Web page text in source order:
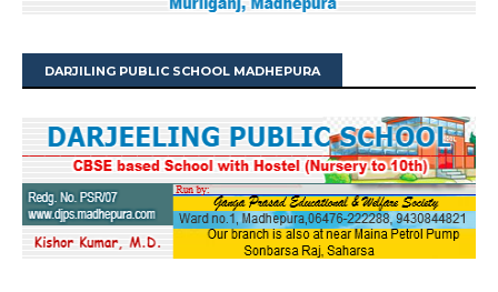
DARJILING PUBLIC SCHOOL MADHEPURA